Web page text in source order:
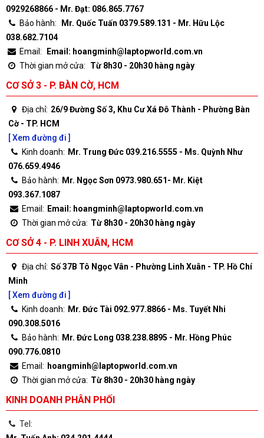
0929268866 - Mr. Đạt: 086.865.7767
Bảo hành:
Mr. Quốc Tuấn 0379.589.131 - Mr. Hữu Lộc
038.682.7104
Email:
Email: hoangminh@laptopworld.com.vn
Thời gian mở cửa:
Từ 8h30 - 20h30 hàng ngày
CƠ SỞ 3 - P. BÀN CỜ, HCM
Địa chỉ: 26/9 Đường Số 3, Khu Cư Xá Đô Thành - Phường Bàn
Cờ - TP. HCM
[ Xem đường đi ]
Kinh doanh: Mr. Trung Đức 039.216.5555 - Ms. Quỳnh Như
076.659.4946
Bảo hành: Mr. Ngọc Sơn 0973.980.651- Mr. Kiệt
093.367.1087
Email: Email: hoangminh@laptopworld.com.vn
Thời gian mở cửa: Từ 8h30 - 20h30 hàng ngày
CƠ SỞ 4 - P. LINH XUÂN, HCM
Địa chỉ: Số 37B Tô Ngọc Vân - Phường Linh Xuân - TP. Hồ Chí
Minh
[ Xem đường đi ]
Kinh doanh: Mr. Đức Tài 092.977.8866 - Ms. Tuyết Nhi
090.308.5016
Bảo hành: Mr. Đức Long 038.238.8895 - Mr. Hồng Phúc
090.776.0810
Email: hoangminh@laptopworld.com.vn
Thời gian mở cửa: Từ 8h30 - 20h30 hàng ngày
KINH DOANH PHÂN PHỐI
Tel: